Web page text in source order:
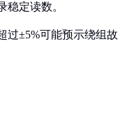
稳定读数。
±5%可能预示绕组